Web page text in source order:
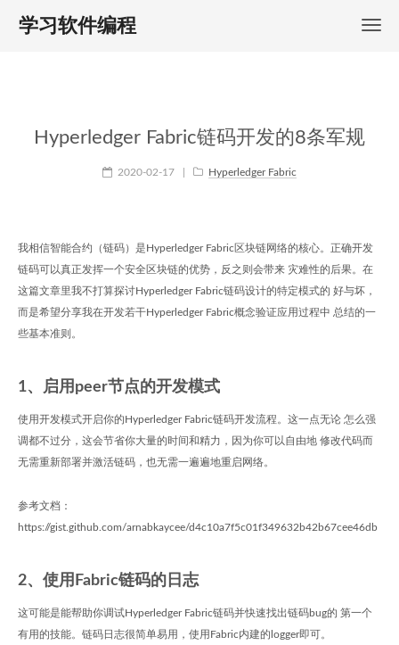
学习软件编程
Hyperledger Fabric链码开发的8条军规
2020-02-17 Hyperledger Fabric
我相信智能合约（链码）是Hyperledger Fabric区块链网络的核心。正确开发
链码可以真正发挥一个安全区块链的优势，反之则会带来 灾难性的后果。在
这篇文章里我不打算探讨Hyperledger Fabric链码设计的特定模式的 好与坏，
而是希望分享我在开发若干Hyperledger Fabric概念验证应用过程中 总结的一
些基本准则。
1、启用peer节点的开发模式
使用开发模式开启你的Hyperledger Fabric链码开发流程。这一点无论 怎么强
调都不过分，这会节省你大量的时间和精力，因为你可以自由地 修改代码而
无需重新部署并激活链码，也无需一遍遍地重启网络。
参考文档：
https://gist.github.com/arnabkaycee/d4c10a7f5c01f349632b42b67cee46db
2、使用Fabric链码的日志
这可能是能帮助你调试Hyperledger Fabric链码并快速找出链码bug的 第一个
有用的技能。链码日志很简单易用，使用Fabric内建的logger即可。